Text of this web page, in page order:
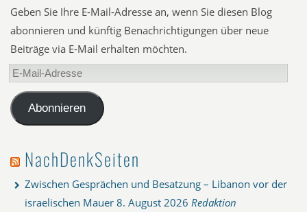
Geben Sie Ihre E-Mail-Adresse an, wenn Sie diesen Blog
abonnieren und künftig Benachrichtigungen über neue
Beiträge via E-Mail erhalten möchten.
E-
Mail-
AdresseAbonnieren
NachDenkSeiten
Zwischen Gesprächen und Besatzung – Libanon vor der
israelischen Mauer 8. August 2026 Redaktion